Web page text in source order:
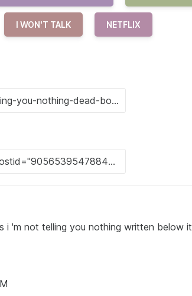
I WON'T TALK NETFLIX
i 'm not telling you nothing written below it